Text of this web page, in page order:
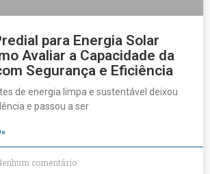
para Energia Solar
Avaliar a Capacidade da
Segurança e Eficiência
de energia limpa e sustentável deixou
e passou a ser
comentário